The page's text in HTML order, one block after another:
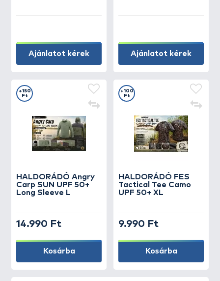
Ajánlatot kérek Ajánlatot kérek
HALDORÁDÓ Angry
Carp SUN UPF 50+
Long Sleeve L
+150
Ft
14.990 Ft
Kosárba
HALDORÁDÓ FES
Tactical Tee Camo
UPF 50+ XL
+100
Ft
9.990 Ft
Kosárba